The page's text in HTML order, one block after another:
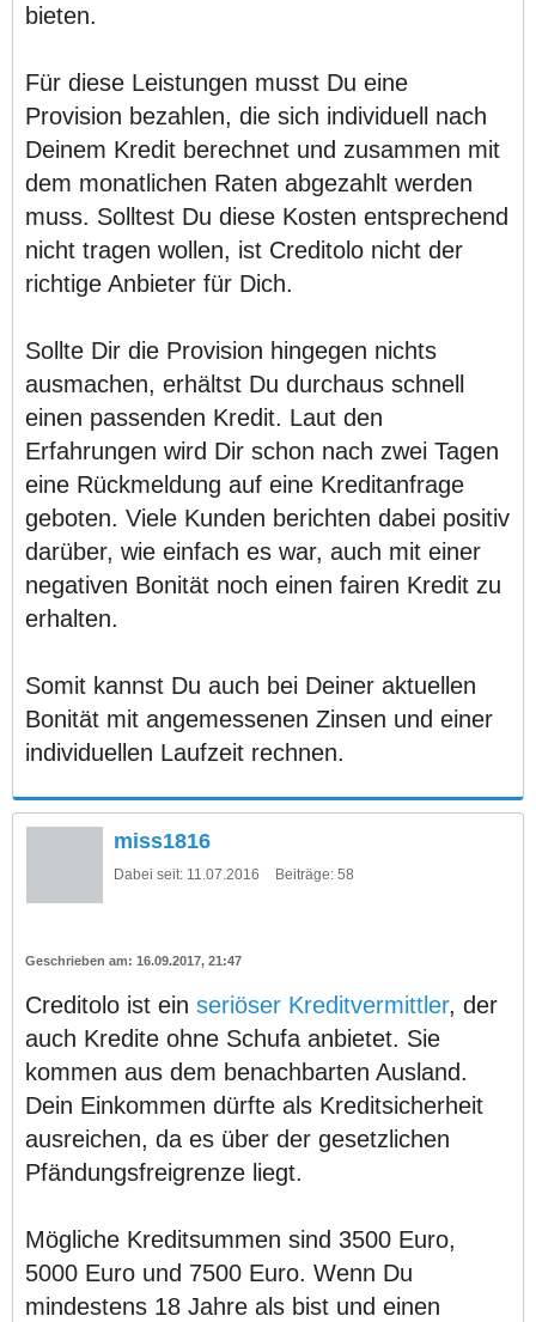
bieten.
Für diese Leistungen musst Du eine
Provision bezahlen, die sich individuell nach
Deinem Kredit berechnet und zusammen mit
dem monatlichen Raten abgezahlt werden
muss. Solltest Du diese Kosten entsprechend
nicht tragen wollen, ist Creditolo nicht der
richtige Anbieter für Dich.
Sollte Dir die Provision hingegen nichts
ausmachen, erhältst Du durchaus schnell
einen passenden Kredit. Laut den
Erfahrungen wird Dir schon nach zwei Tagen
eine Rückmeldung auf eine Kreditanfrage
geboten. Viele Kunden berichten dabei positiv
darüber, wie einfach es war, auch mit einer
negativen Bonität noch einen fairen Kredit zu
erhalten.
Somit kannst Du auch bei Deiner aktuellen
Bonität mit angemessenen Zinsen und einer
individuellen Laufzeit rechnen.
miss1816
Dabei seit: 11.07.2016 Beiträge: 58
16.09.2017, 21:47
Creditolo ist ein seriöser Kreditvermittler, der
auch Kredite ohne Schufa anbietet. Sie
kommen aus dem benachbarten Ausland.
Dein Einkommen dürfte als Kreditsicherheit
ausreichen, da es über der gesetzlichen
Pfändungsfreigrenze liegt.
Mögliche Kreditsummen sind 3500 Euro,
5000 Euro und 7500 Euro. Wenn Du
mindestens 18 Jahre als bist und einen